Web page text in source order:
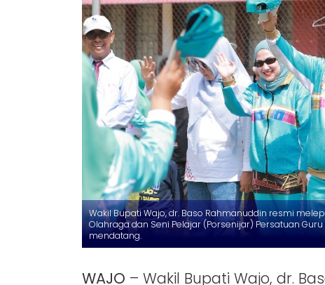
Wakil Bupati Wajo, dr. Baso Rahmanuddin resmi
Olahraga dan Seni Pelajar (Porsenijar) Persatuan
mendatang.
WAJO – Wakil Bupati Wajo, dr.